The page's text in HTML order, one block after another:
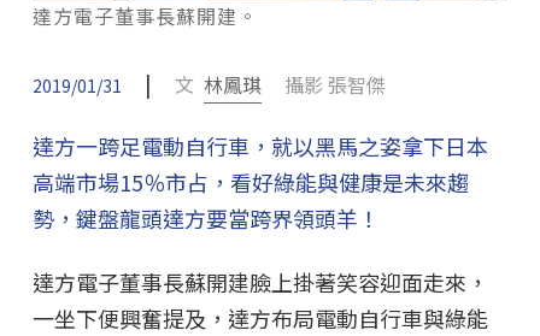
達方電子董事長蘇開建。
2019/01/31 | 文 林鳳琪 攝影 張智傑
達方一跨足電動自行車，就以黑馬之姿拿下日本
高端市場15％市占，看好綠能與健康是未來趨
勢，鍵盤龍頭達方要當跨界領頭羊！
達方電子董事長蘇開建臉上掛著笑容迎面走來，
一坐下便興奮提及，達方布局電動自行車與綠能